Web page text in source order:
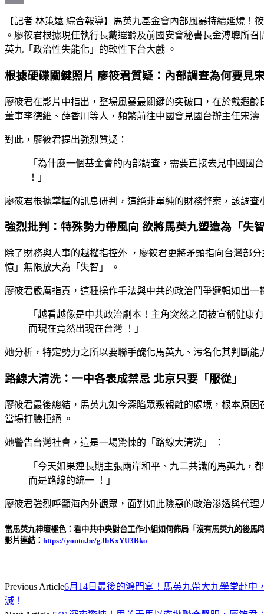
【記者 林策遠 綜合報導】馬英九基金會內部風暴持續延燒
。廖筱君根據現任執行長戴遐齡及前國安會秘書長金溥聰所
英九「政治性失能化」的軟性下台大戲 。
根據硬碟關鍵照片 廖筱君質疑：內部調查為何要見
廖筱君在影片中指出，整場風暴最關鍵的突破口，在於戴遐
董事李德維、薛香川等人，頻繁前往中國會見國台辦主任宋濤
對此，廖筱君提出強烈質疑：
「為什麼一個基金會的內部調查，需要直接去見中國
！」
廖筱君根據掌握的訊息研判，這絕非單純的財務弊案，該調
強烈批判：特殊勢力帶風向 欲將馬英九塑造為「失智
除了財務與人事的越權指控外 ，廖筱君更將矛頭指向台灣部
憶」無限放大為「失智」
。
廖筱君嚴厲指責，這種操作手法與中共的政治鬥爭邏輯如出一
「越看越像是中共政治劇本！主角突然之間被宣稱健康
而現在竟然出現在台灣
！」
她分析，特定勢力之所以要聯手醜化馬英九、污名化其判斷能
路線大清洗：一中各表成禁忌 北京只要「服從」
廖筱君最後總結，馬英九如今深陷眾叛親離的處境，根本原
當場打臉拒絕 。
她警告台灣社會，這是一場驚悚的「路線大清洗」 ：
「今天如果連長期主張兩岸和平、九二共識的馬英九
而是路線的統一
！」
廖筱君強烈呼籲海內外觀眾，面對如此險惡的政治渗透與代理
當馬英九神壇褪色：看中共中央對台工作小組如何佈局「沒有馬英九的後
影片連結： https://youtu.be/gJbKxYU3Bko
Previous Article6月14日最後的鴻門宴！馬英九帶大九學堂赴
滅！